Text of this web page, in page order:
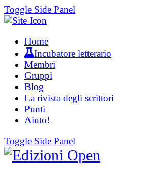
Toggle Side Panel
Home
Incubatore letterario
Membri
Gruppi
Blog
La rivista degli scrittori
Punti
Aiuto!
Toggle Side Panel